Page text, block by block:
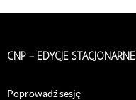
CNP – EDYCJE STACJONARNE
Poprowadź sesję